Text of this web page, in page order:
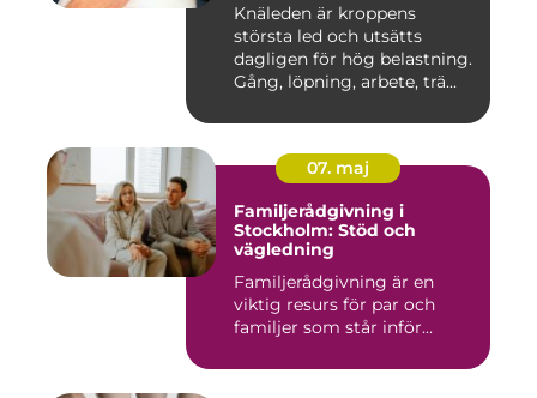
Knäleden är kroppens
största led och utsätts
dagligen för hög belastning.
Gång, löpning, arbete, trä...
07. maj
Familjerådgivning i
Stockholm: Stöd och
vägledning
Familjerådgivning är en
viktig resurs för par och
familjer som står inför...